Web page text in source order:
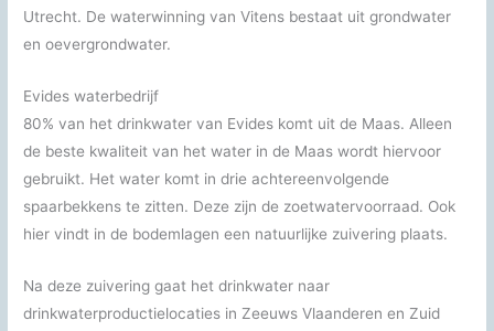
Utrecht. De waterwinning van Vitens bestaat uit grondwater
en oevergrondwater.
Evides waterbedrijf
80% van het drinkwater van Evides komt uit de Maas. Alleen
de beste kwaliteit van het water in de Maas wordt hiervoor
gebruikt. Het water komt in drie achtereenvolgende
spaarbekkens te zitten. Deze zijn de zoetwatervoorraad. Ook
hier vindt in de bodemlagen een natuurlijke zuivering plaats.
Na deze zuivering gaat het drinkwater naar
drinkwaterproductielocaties in Zeeuws Vlaanderen en Zuid